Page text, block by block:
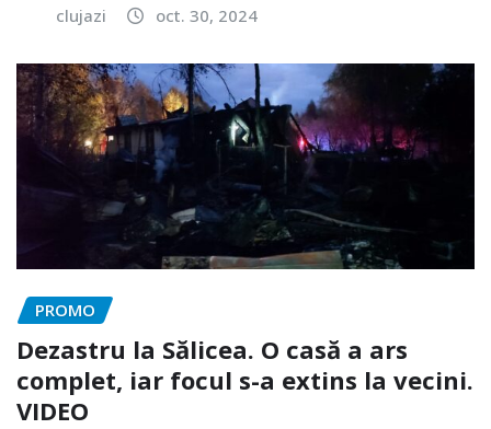
clujazi oct. 30, 2024
PROMO
Dezastru la Sălicea. O casă a ars
complet, iar focul s-a extins la vecini.
VIDEO